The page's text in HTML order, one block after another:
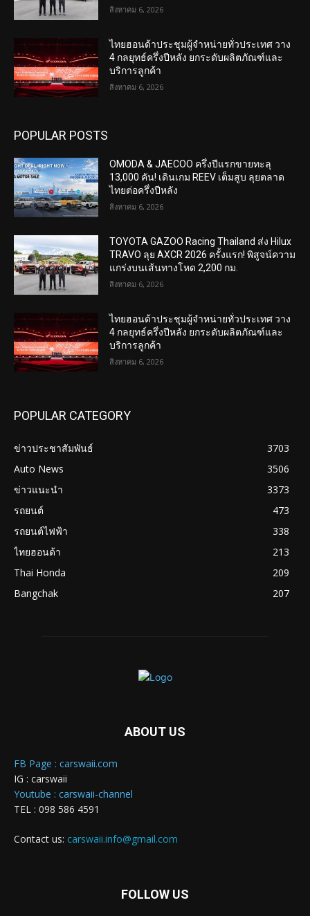
สิงหาคม 6, 2026
ไทยฮอนด้าประชุมผู้จำหน่ายทั่วประเทศ วาง
4 กลยุทธ์ครึ่งปีหลัง ยกระดับผลิตภัณฑ์และ
บริการลูกค้า
สิงหาคม 6, 2026
POPULAR POSTS
OMODA & JAECOO ครึ่งปีแรกขายทะลุ
13,000 คัน! เดินเกม REEV เต็มสูบ ลุยตลาด
ไทยต่อครึ่งปีหลัง
สิงหาคม 6, 2026
TOYOTA GAZOO Racing Thailand ส่ง Hilux
TRAVO ลุย AXCR 2026 ครั้งแรก! พิสูจน์ความ
แกร่งบนเส้นทางโหด 2,200 กม.
สิงหาคม 6, 2026
ไทยฮอนด้าประชุมผู้จำหน่ายทั่วประเทศ วาง
4 กลยุทธ์ครึ่งปีหลัง ยกระดับผลิตภัณฑ์และ
บริการลูกค้า
สิงหาคม 6, 2026
POPULAR CATEGORY
ข่าวประชาสัมพันธ์
3703
Auto News
3506
ข่าวแนะนำ
3373
รถยนต์
473
รถยนต์ไฟฟ้า
338
ไทยฮอนด้า
213
Thai Honda
209
Bangchak
207
ABOUT US
FB Page : carswaii.com
IG : carswaii
Youtube : carswaii-channel
TEL : 098 586 4591
Contact us: carswaii.info@gmail.com
FOLLOW US